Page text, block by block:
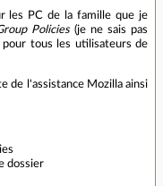
les PC de la famille que je
Policies(je ne sais pas
pour tous les utilisateurs de
de l'assistance Mozilla ainsi
dossier